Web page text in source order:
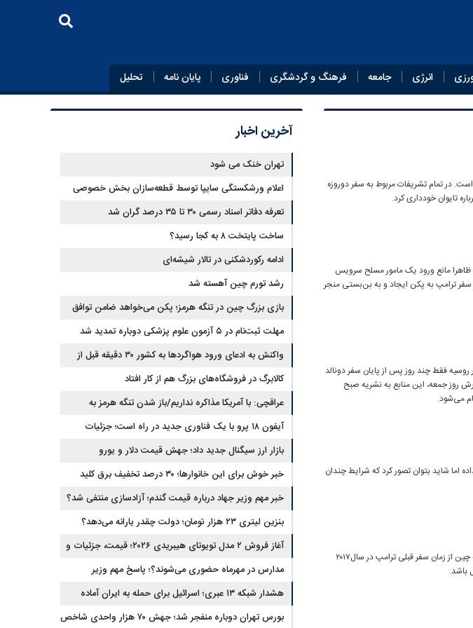
انرژی جامعه فرهنگ و گردشگری فناوری پایان‌ نامه تحلیل
در تمام تشریفات مربوط به سفر دوروزه
ظاهرا مانع ورود یک مامور مسلح سرویس
ترامپ به پکن ایجاد و به بن‌بستی منجر
فقط چند روز پس از پایان سفر دونالد
روز جمعه، این منابع به نشریه صبح
اما شاید بتوان تصور کرد که شرایط چندان
دونالد ترامپ امروز عازم چین می‌شود. این نخستین سفر یک رییس‌جمهور آمریکا به چین از زمان سفر قبلی ترامپ در سال‌۲۰۱۷
باشد.
آخرین اخبار
تهران خنک می شود
اعلام ورشکستگی سایپا توسط قطعه‌سازان بخش خصوصی
تعرفه دفاتر اسناد رسمی ۳۰ تا ۳۵ درصد گران شد
ساخت پایتخت ۸ به کجا رسید؟
ادامه رکوردشکنی در تالار شیشه‌ای
رشد تورم چین آهسته شد
بازی بزرگ چین در تنگه هرمز؛ پکن می‌خواهد ضامن توافق
ایران و آمریکا شود
مهلت ثبت‌نام در ۵ آزمون علوم پزشکی دوباره تمدید شد
واکنش به ادعای ورود هواگردها به کشور ۳۰ دقیقه قبل از
حمله به بیت رهبری
کالابرگ در فروشگاه‌های بزرگ هم از کار افتاد
عراقچی: با آمریکا مذاکره نداریم/باز شدن تنگه هرمز به
شرایطی غیر از تفاهم با عمان مرتبط است
آیفون ۱۸ پرو با یک فناوری جدید در راه است؛ جزئیات
گوشی جنجالی اپل
بازار ارز سیگنال جدید داد؛ جهش قیمت دلار و یورو
خبر خوش برای این خانوارها؛ ۳۰ درصد تخفیف برق کلید
خورد
خبر مهم وزیر جهاد درباره قیمت گندم؛ آزادسازی منتفی شد؟
بنزین لیتری ۲۳ هزار تومان؛ دولت چقدر یارانه می‌دهد؟
آغاز فروش ۲ مدل تویوتای هیبریدی ۲۰۲۶؛ قیمت، جزئیات و
شرایط
مدارس در مهرماه حضوری می‌شوند؟؛ پاسخ مهم وزیر
هشدار شبکه ۱۳ عبری؛ اسرائیل برای حمله به ایران آماده
می‌شود
بورس تهران دوباره منفجر شد؛ جهش ۷۰ هزار واحدی شاخص